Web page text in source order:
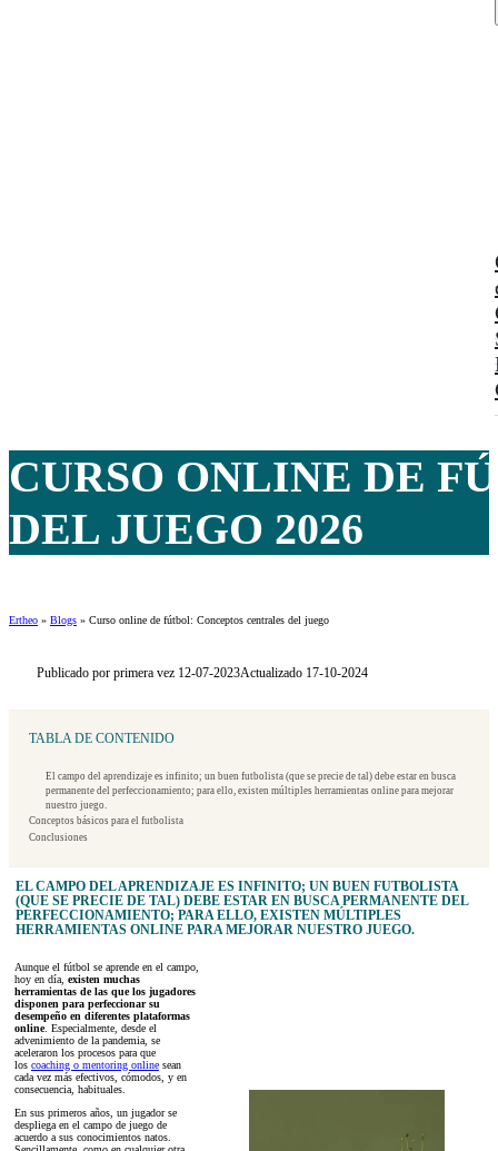
CURSO ONLINE DE
DEL JUEGO 2026
Ertheo » Blogs » Curso online de fútbol: Conceptos centrales del juego
Publicado por primera vez 12-07-2023Actualizado 17-10-2024
TABLA DE CONTENIDO
El campo del aprendizaje es infinito; un buen futbolista (que se precie de tal) debe estar en busca
permanente del perfeccionamiento; para ello, existen múltiples herramientas online para mejorar
nuestro juego.
Conceptos básicos para el futbolista
Conclusiones
EL CAMPO DEL APRENDIZAJE ES INFINITO; UN BUEN FUTBOLISTA
(QUE SE PRECIE DE TAL) DEBE ESTAR EN BUSCA PERMANENTE DEL
PERFECCIONAMIENTO; PARA ELLO, EXISTEN MÚLTIPLES
HERRAMIENTAS ONLINE PARA MEJORAR NUESTRO JUEGO.
Aunque el fútbol se aprende en el campo,
hoy en día, existen muchas
herramientas de las que los jugadores
disponen para perfeccionar su
desempeño en diferentes plataformas
online. Especialmente, desde el
advenimiento de la pandemia, se
aceleraron los procesos para que
los coaching o mentoring online sean
cada vez más efectivos, cómodos, y en
consecuencia, habituales.
En sus primeros años, un jugador se
despliega en el campo de juego de
acuerdo a sus conocimientos natos.